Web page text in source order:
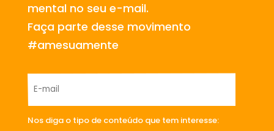
mental no seu e-mail.
Faça parte desse movimento
#amesuamente
Nos diga o tipo de conteúdo que tem interesse: